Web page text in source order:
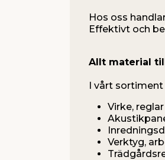
Hos oss
Effektivt och
Allt material
I vårt
Virke,
Verktyg,